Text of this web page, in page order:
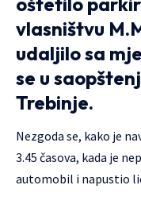
vlasništvu
udaljilo sa
se u
Trebinje.
Nezgoda se, kako je
3.45 časova, kada je
automobil i napustio